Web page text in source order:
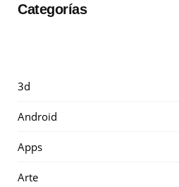
Categorías
3d
Android
Apps
Arte